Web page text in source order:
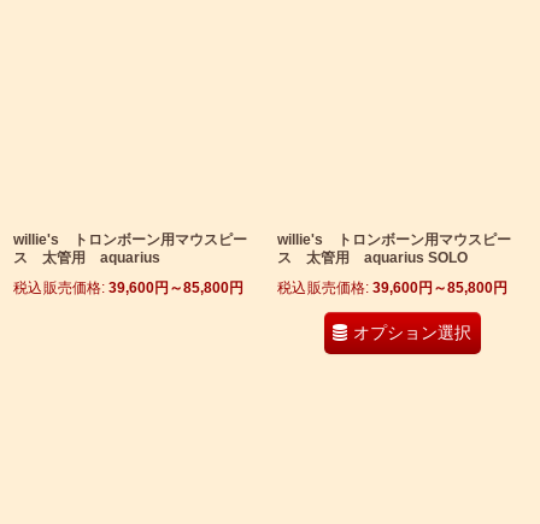
willie's トロンボーン用マウスピー
ス 太管用 aquarius
税込
: 39,600円 ～85,800円
willie's トロンボーン用マウスピー
ス 太管用 aquarius SOLO
税込
: 39,600円 ～85,800円
オプション選択